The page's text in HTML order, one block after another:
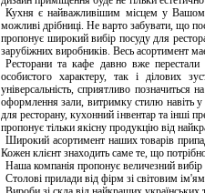
Кухня є найважливішим місцем у
можливі дрібниці. Не варто забувати, що
пропонує широкий вибір посуду для
зарубіжних виробників. Весь асортимент
Ресторани та кафе давно вже
особистого характеру, так і ділових
універсальність, сприятливо
оформлення зали, витримку стилю навіть у
для ресторану, кухонний інвентар та інші
пропонує тільки якісну продукцію від
Широкий асортимент наших товарів
Кожен клієнт знаходить саме те, що
Наша компанія пропонує величезний вибір
Столові прилади від фірм зі світовим